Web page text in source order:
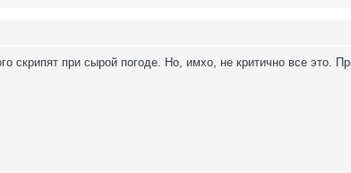
скрипят при сырой погоде. Но, имхо, не критично все это.